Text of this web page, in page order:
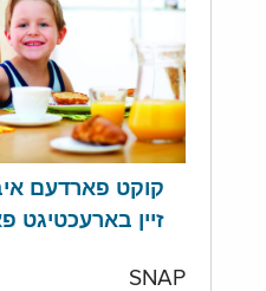
קוקט פארדעם
זיין בארעכטיגט
SNAP